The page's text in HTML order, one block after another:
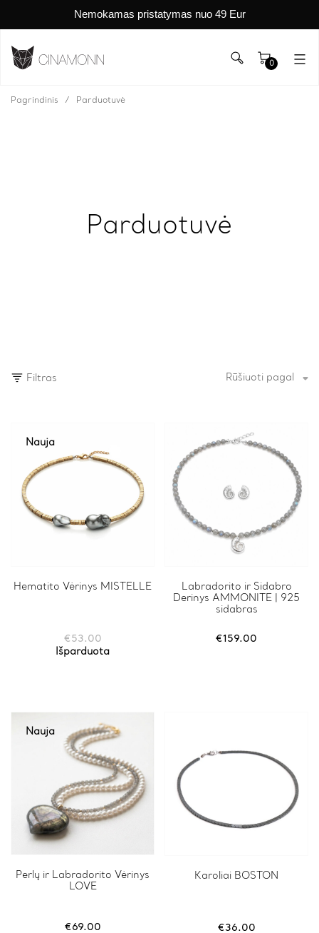
Nemokamas pristatymas nuo 49 Eur
0
Parduotuvė
Pagrindinis Parduotuvė
Filtras Rūšiuoti pagal
Nauja
Hematito Vėrinys MISTELLE
€ 53.00
Išparduota
Labradorito ir Sidabro
Derinys AMMONITE | 925
sidabras
€159.00
Nauja
Perlų ir Labradorito Vėrinys
LOVE
€69.00
Karoliai BOSTON
€36.00